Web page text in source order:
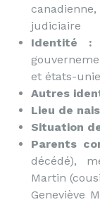
judiciaire
Identité :
et états-
Autres
Lieu de
Situation
Parents
décédé),
Martin
Geneviève